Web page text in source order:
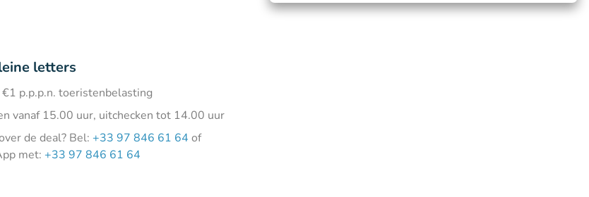
letters
€1 p.p.p.n. toeristenbelasting
vanaf 15.00 uur, uitchecken tot 14.00 uur
de deal? Bel:+33 97 846 61 64 of
met:+33 97 846 61 64